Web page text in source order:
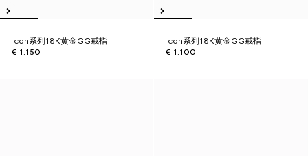
Icon系列18K黄金GG戒指
€ 1.150
Icon系列18K黄金GG戒指
€ 1.100